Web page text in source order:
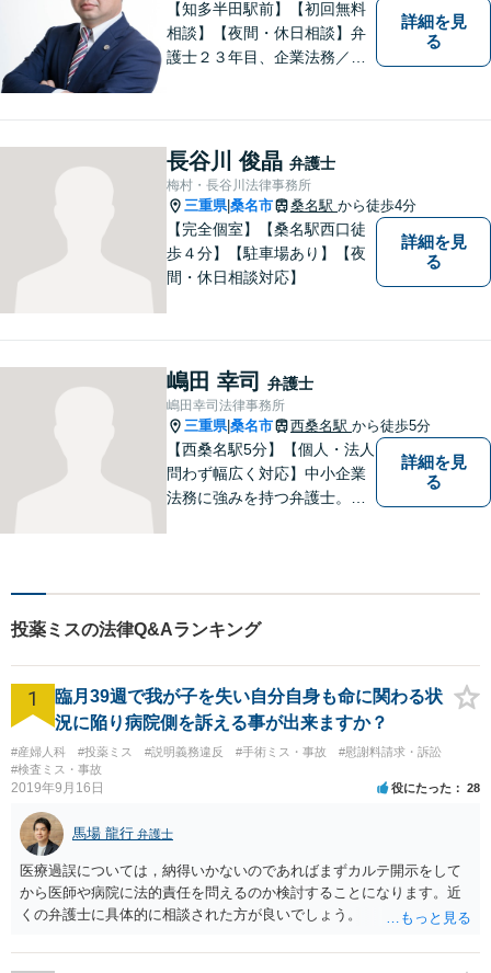
【知多半田駅前】【初回無料
相談】【夜間・休日相談】弁
護士２３年目、企業法務／交
護士が、事業経営を強力サポ
ートいたします！【ネット予
約可】【駐車場あり】【見積
無料】
詳細を見
る
長谷川 俊晶 弁護士
梅村・長谷川法律事務所
三重県|桑名市 桑名駅 から徒歩4分
【完全個室】【桑名駅西口徒
歩４分】【駐車場あり】【夜
間・休日相談対応】
詳細を見
る
嶋田 幸司 弁護士
嶋田幸司法律事務所
三重県|桑名市 西桑名駅 から徒歩5分
【西桑名駅5分】【個人・法人
問わず幅広く対応】中小企業
法務に強みを持つ弁護士。個
します。お困りごとは、お気
軽にご相談ください。
詳細を見
る
投薬ミスの法律Q&Aランキング
1
臨月39週で我が子を失い自分自身も命に関わる状
況に陥り病院側を訴える事が出来ますか？
#産婦人科 #投薬ミス #説明義務違反 #手術ミス・事故
#慰謝料請求・訴訟
#検査ミス・事故
2019年9月16日 役にたった 28
馬場 龍行 弁護士
医療過誤については，納得いかないのであればまずカルテ開示をして
から医師や病院に法的責任を問えるのか検討することになります。近
くの弁護士に具体的に相談された方が良いでしょう。